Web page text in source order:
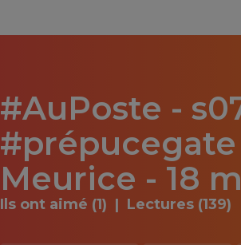
#AuPoste -
Meurice - 18
Ils ont aimé (1) Lectures (139)